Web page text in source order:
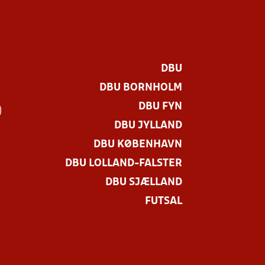
DBU
DBU BORNHOLM
DBU FYN
DBU JYLLAND
DBU KØBENHAVN
DBU LOLLAND-FALSTER
DBU SJÆLLAND
FUTSAL